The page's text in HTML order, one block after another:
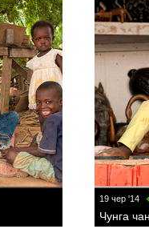
19 чер '14
Чунга